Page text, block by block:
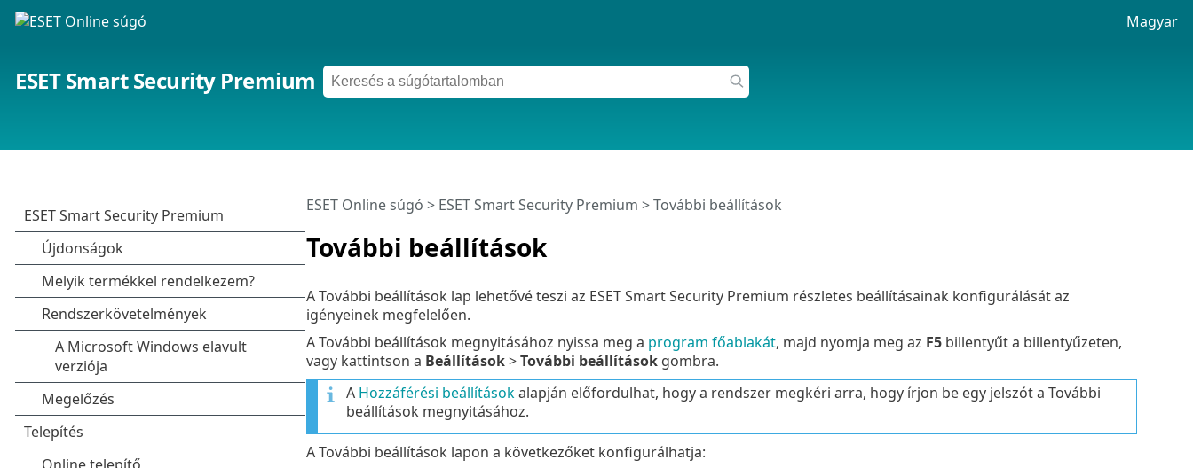
Magyar
ESET Smart Security Premium
További beállítások
ESET Online súgó > ESET Smart Security Premium >További beállítások
A További beállítások lap lehetővé teszi az ESET Smart Security Premium részletes beállításainak konfigurálását az
igényeinek megfelelően.
A További beállítások megnyitásához nyissa meg a program főablakát, majd nyomja meg az F5billentyűt a billentyűzeten,
vagy kattintson a Beállítások>További beállításokgombra.
A Hozzáférési beállításokalapján előfordulhat, hogy a rendszer megkéri arra, hogy írjon be egy jelszót a További
beállítások megnyitásához.
A További beállítások lapon a következőket konfigurálhatja: